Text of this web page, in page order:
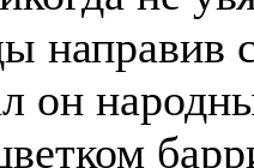
направив
он